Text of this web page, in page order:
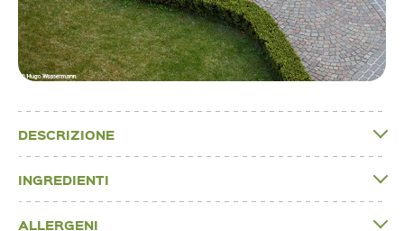
DESCRIZIONE
INGREDIENTI
ALLERGENI